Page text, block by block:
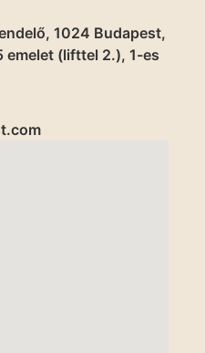
1024 Budapest,
(lifttel 2.), 1-es